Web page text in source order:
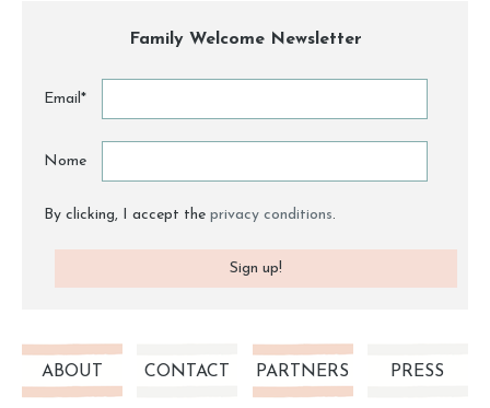
Family Welcome Newsletter
Email*
Nome
By clicking, I accept the privacy conditions.
ABOUT CONTACT PARTNERS PRESS